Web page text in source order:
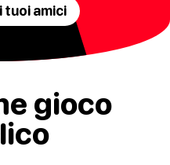
tuoi amici
gioco